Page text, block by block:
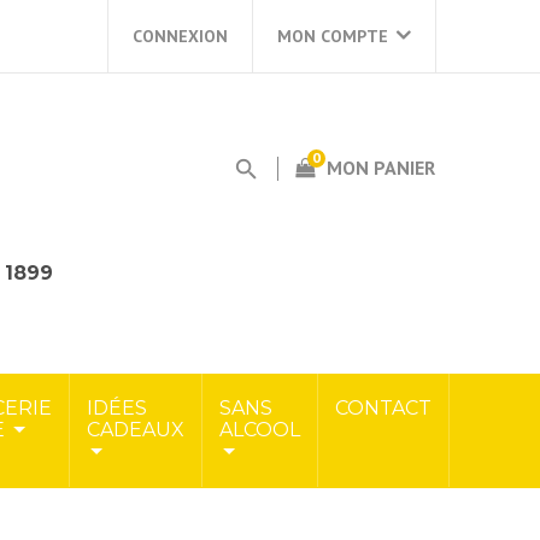
MON COMPTE
CONNEXION
MON PANIER
0
IDÉES
CADEAUX
SANS
ALCOOL
CONTACT